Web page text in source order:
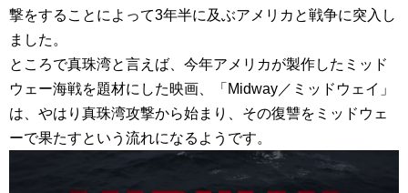
撃をすることによって3年半に及ぶアメリカと戦争に突入し
ました。
ところで真珠湾と言えば、今年アメリカが製作したミッド
ウェー海戦を題材にした映画、「Midway／ミッドウェイ」
は、やはり真珠湾攻撃から始まり、その復讐をミッドウェ
ーで果たすという流れになるようです。